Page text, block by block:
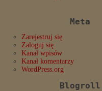
Meta
Zarejestruj się
Zaloguj się
Kanał wpisów
Kanał komentarzy
WordPress.org
Blogroll